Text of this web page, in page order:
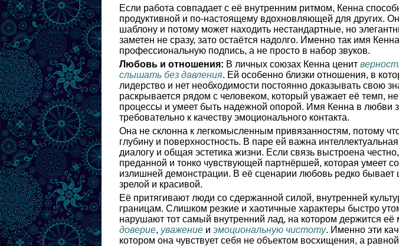
Если работа совпадает с её внутренним ритмом, Кенна
продуктивной и по-настоящему вдохновляющей для других.
шаблону и потому может находить нестандартные, но
заметен не сразу, зато остаётся надолго. Именно так имя
профессиональную подпись, а не просто в набор звуков.
Любовь и отношения: В личных союзах Кенна ценит
слышать без давления. Ей особенно близки отношения, в
лидерство и нет необходимости постоянно доказывать свою
раскрывается рядом с человеком, который уважает её темп,
процессы и умеет быть надежной опорой. Имя Кенна в любви
требовательно к качеству эмоционального контакта.
Она не склонна к легкомысленным привязанностям, потому
глубину и поверхностность. В паре ей важна
диалогу и общая эстетика жизни. Если связь выстроена
преданной и тонко чувствующей партнёршей, которая умеет
излишней демонстрации. В её сценарии любовь редко бывает
зрелой и красивой.
Её притягивают люди со сдержанной силой, внутренней
границам. Слишком резкие и хаотичные характеры быстро
нарушают тот самый внутренний лад, на котором держится её
доверие, уважение и эмоциональную чистоту. Именно эти
котором она чувствует себя не объектом восхищения, а